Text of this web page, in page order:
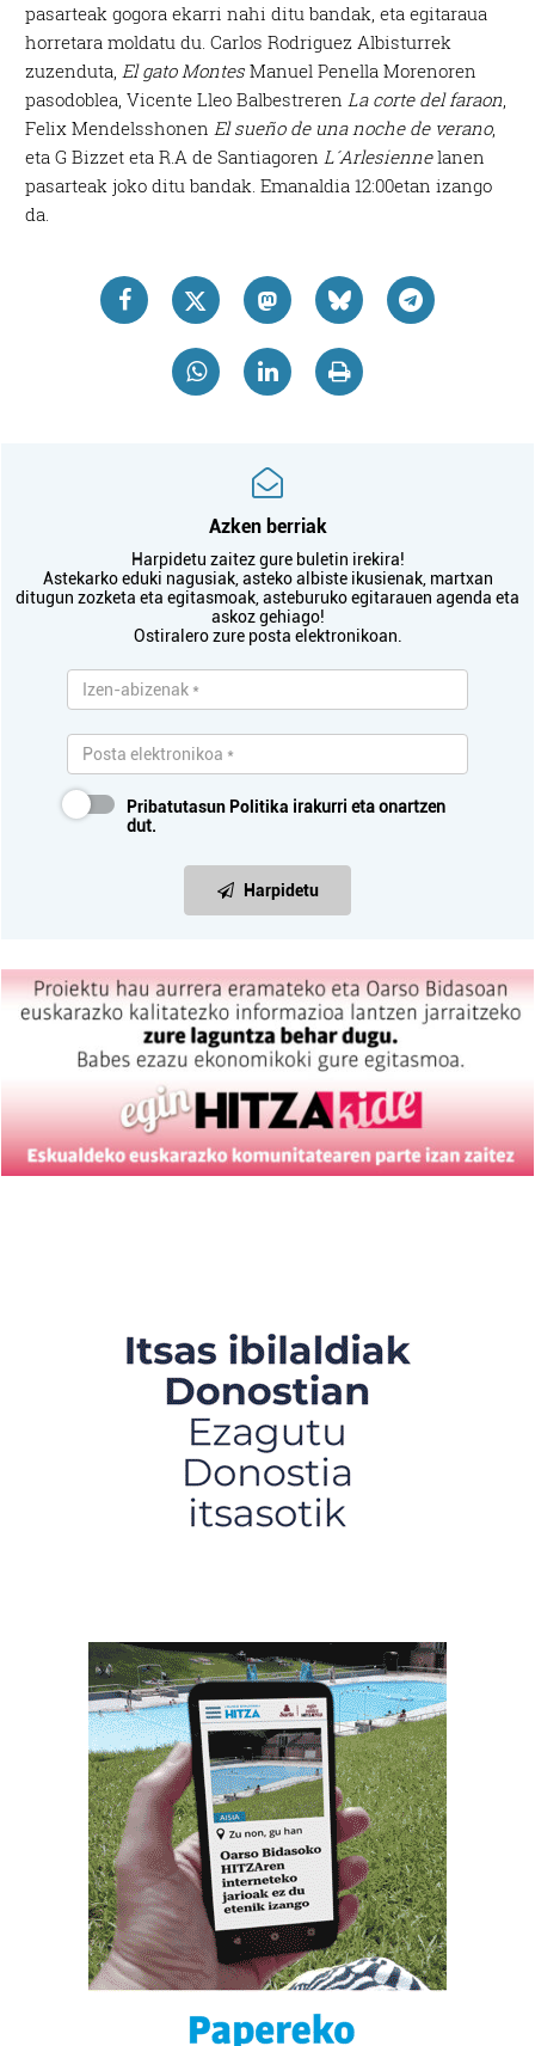
pasarteak gogora ekarri nahi ditu bandak, eta egitaraua
horretara moldatu du. Carlos Rodriguez Albisturrek
zuzenduta,El gato Montes Manuel Penella Morenoren
pasodoblea, Vicente Lleo BalbestrerenLa corte del faraon,
Felix MendelsshonenEl sueño de una noche de verano,
eta G Bizzet eta R.A de SantiagorenL´Arlesiennelanen
pasarteak joko ditu bandak. Emanaldia 12:00etan izango
da.
Azken berriak
Harpidetu zaitez gure buletin irekira!
Astekarko eduki nagusiak, asteko albiste ikusienak, martxan
ditugun zozketa eta egitasmoak, asteburuko egitarauen agenda eta
askoz gehiago!
Ostiralero zure posta elektronikoan.
Pribatutasun Politika irakurri eta onartzen
dut.
Harpidetu